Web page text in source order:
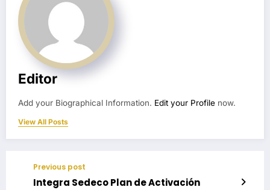
Editor
Add your Biographical Information. Edit your Profile now.
View All Posts
Previous post
Integra Sedeco Plan de Activación